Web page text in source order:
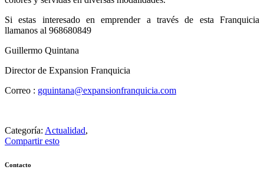
Si estas interesado en emprender a través de esta Franquicia
llamanos al 968680849
Guillermo Quintana
Director de Expansion Franquicia
Correo : gquintana@expansionfranquicia.com
Categoría: Actualidad,
Compartir esto
Contacto